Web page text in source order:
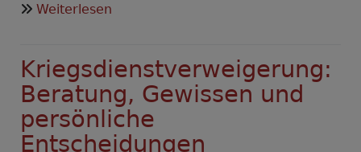
Weiterlesen
der
Ökumenischen
FriedensDekade
2026
in
Kriegsdienstverweigerung:
Beratung, Gewissen und
persönliche
Entscheidungen